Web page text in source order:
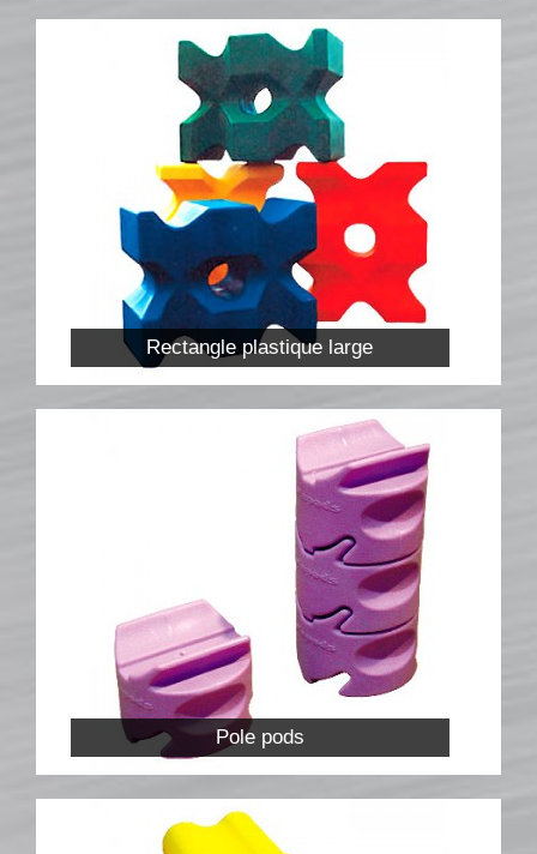
Barrières suspendues
SOUS-BASSEMENTS
ACCESSOIRES
RIVIÈRES ET BIDETS
Rivières
Bidets
LOTS D’OBSTACLES
Lots d’obstacles de concours
Rectangle plastique large
Pole pods